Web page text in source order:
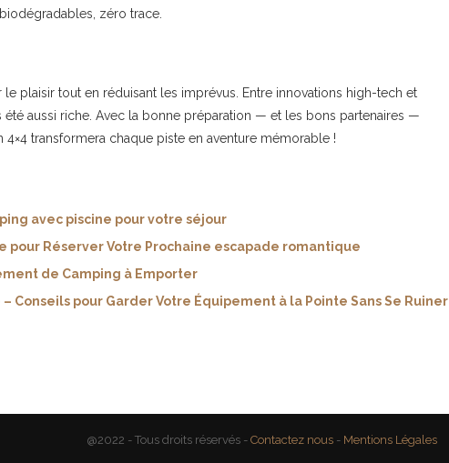
zéro trace.
le plaisir tout en réduisant les imprévus. Entre innovations high-tech et
été aussi riche. Avec la bonne préparation — et les bons partenaires —
transformera chaque piste en aventure mémorable !
avec piscine pour votre séjour
pour Réserver Votre Prochaine escapade romantique
de Camping à Emporter
Conseils pour Garder Votre Équipement à la Pointe Sans Se Ruiner
@2022 - Tous droits réservés - Contactez nous- Mentions Légales